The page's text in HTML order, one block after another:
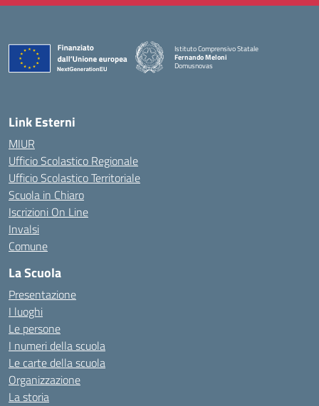
Istituto Comprensivo Statale
Fernando Meloni
Domusnovas
Link Esterni
MIUR
Ufficio Scolastico Regionale
Ufficio Scolastico Territoriale
Scuola in Chiaro
Iscrizioni On Line
Invalsi
Comune
La Scuola
Presentazione
I luoghi
Le persone
I numeri della scuola
Le carte della scuola
Organizzazione
La storia